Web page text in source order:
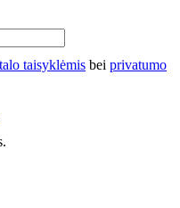
taisyklėmis bei privatumo